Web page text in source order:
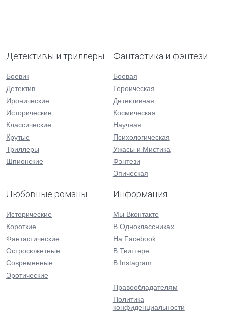
Детективы и триллеры
Боевик
Детектив
Иронические
Исторические
Классические
Крутые
Триллеры
Шпионские
Фантастика и фэнтези
Боевая
Героическая
Детективная
Космическая
Научная
Психологическая
Ужасы и Мистика
Фэнтези
Эпическая
Любовные романы
Исторические
Короткие
Фантастические
Остросюжетные
Современные
Эротические
Информация
Мы Вконтакте
В Одноклассниках
На Facebook
В Твиттере
В Instagram
Правообладателям
Политика
конфиденциальности